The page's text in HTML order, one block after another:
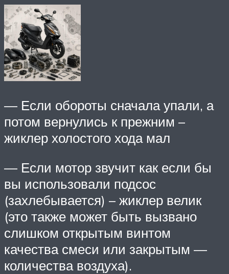
— Если обороты сначала упали, а
потом вернулись к прежним –
жиклер холостого хода мал
— Если мотор звучит как если бы
вы использовали подсос
(захлебывается) – жиклер велик
(это также может быть вызвано
слишком открытым винтом
качества смеси или закрытым —
количества воздуха).